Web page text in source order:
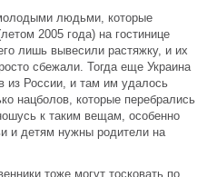
людьми, которые
2005 года) на гостинице
лишь вывесили растяжку, и их
сбежали. Тогда еще Украина
из России, и там им удалось
нацболов, которые перебрались
к таким вещам, особенно
и детям нужны родители на
тоже могут тосковать по